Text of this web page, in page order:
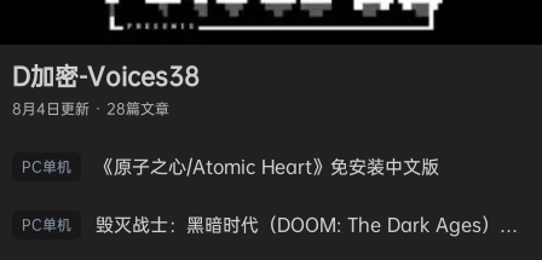
D加密-Voices38
8月4日更新 · 28篇文章
PC单机 《原子之心/Atomic Heart》免安装中文版
PC单机 毁灭战士：黑暗时代（DOOM: The Dark Ages）免安装中文版